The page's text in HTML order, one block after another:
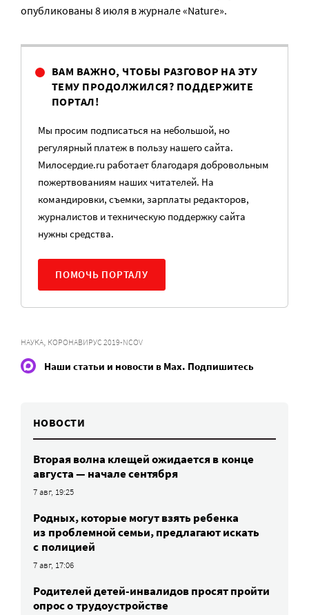
опубликованы 8 июля в журнале «Nature».
ВАМ ВАЖНО, ЧТОБЫ РАЗГОВОР НА ЭТУ
ТЕМУ ПРОДОЛЖИЛСЯ? ПОДДЕРЖИТЕ
ПОРТАЛ!
Мы просим подписаться на небольшой, но
регулярный платеж в пользу нашего сайта.
Милосердие.ru работает благодаря добровольным
пожертвованиям наших читателей. На
командировки, съемки, зарплаты редакторов,
журналистов и техническую поддержку сайта
нужны средства.
ПОМОЧЬ ПОРТАЛУ
НАУКА, КОРОНАВИРУС 2019-NCOV
Наши статьи и новости в Max. Подпишитесь
НОВОСТИ
Вторая волна клещей ожидается в конце
августа — начале сентября
7 авг, 19:25
Родных, которые могут взять ребенка
из проблемной семьи, предлагают искать
с полицией
7 авг, 17:06
Родителей детей-инвалидов просят пройти
опрос о трудоустройстве